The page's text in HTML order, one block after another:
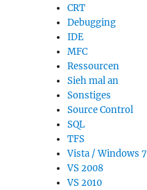
CRT
Debugging
IDE
MFC
Ressourcen
Sieh mal an
Sonstiges
Source Control
SQL
TFS
Vista / Windows 7
VS 2008
VS 2010